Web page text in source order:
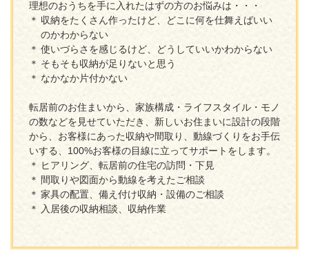
理想のおうちを手に入れたはずの方のお悩みは・・・
収納をたくさん作ったけど、どこに何を仕舞えばいい
のかわからない
使いづらさを感じるけど、どうしていいかわからない
そもそも収納が足りないと思う
なかなか片付かない
転居前のお住まいから、家族構成・ライフスタイル・モノ
の数などを見せていただき、新しいお住まいに設計の段階
から、お客様にあった収納や間取り、動線づくりをお手伝
いする、100%お客様の目線に立ってサポートをします。
ヒアリング、転居前の住宅の訪問・下見
間取りや図面から動線を考えたご相談
家具の配置、備え付け収納・設備のご相談
入居後の収納相談、収納作業